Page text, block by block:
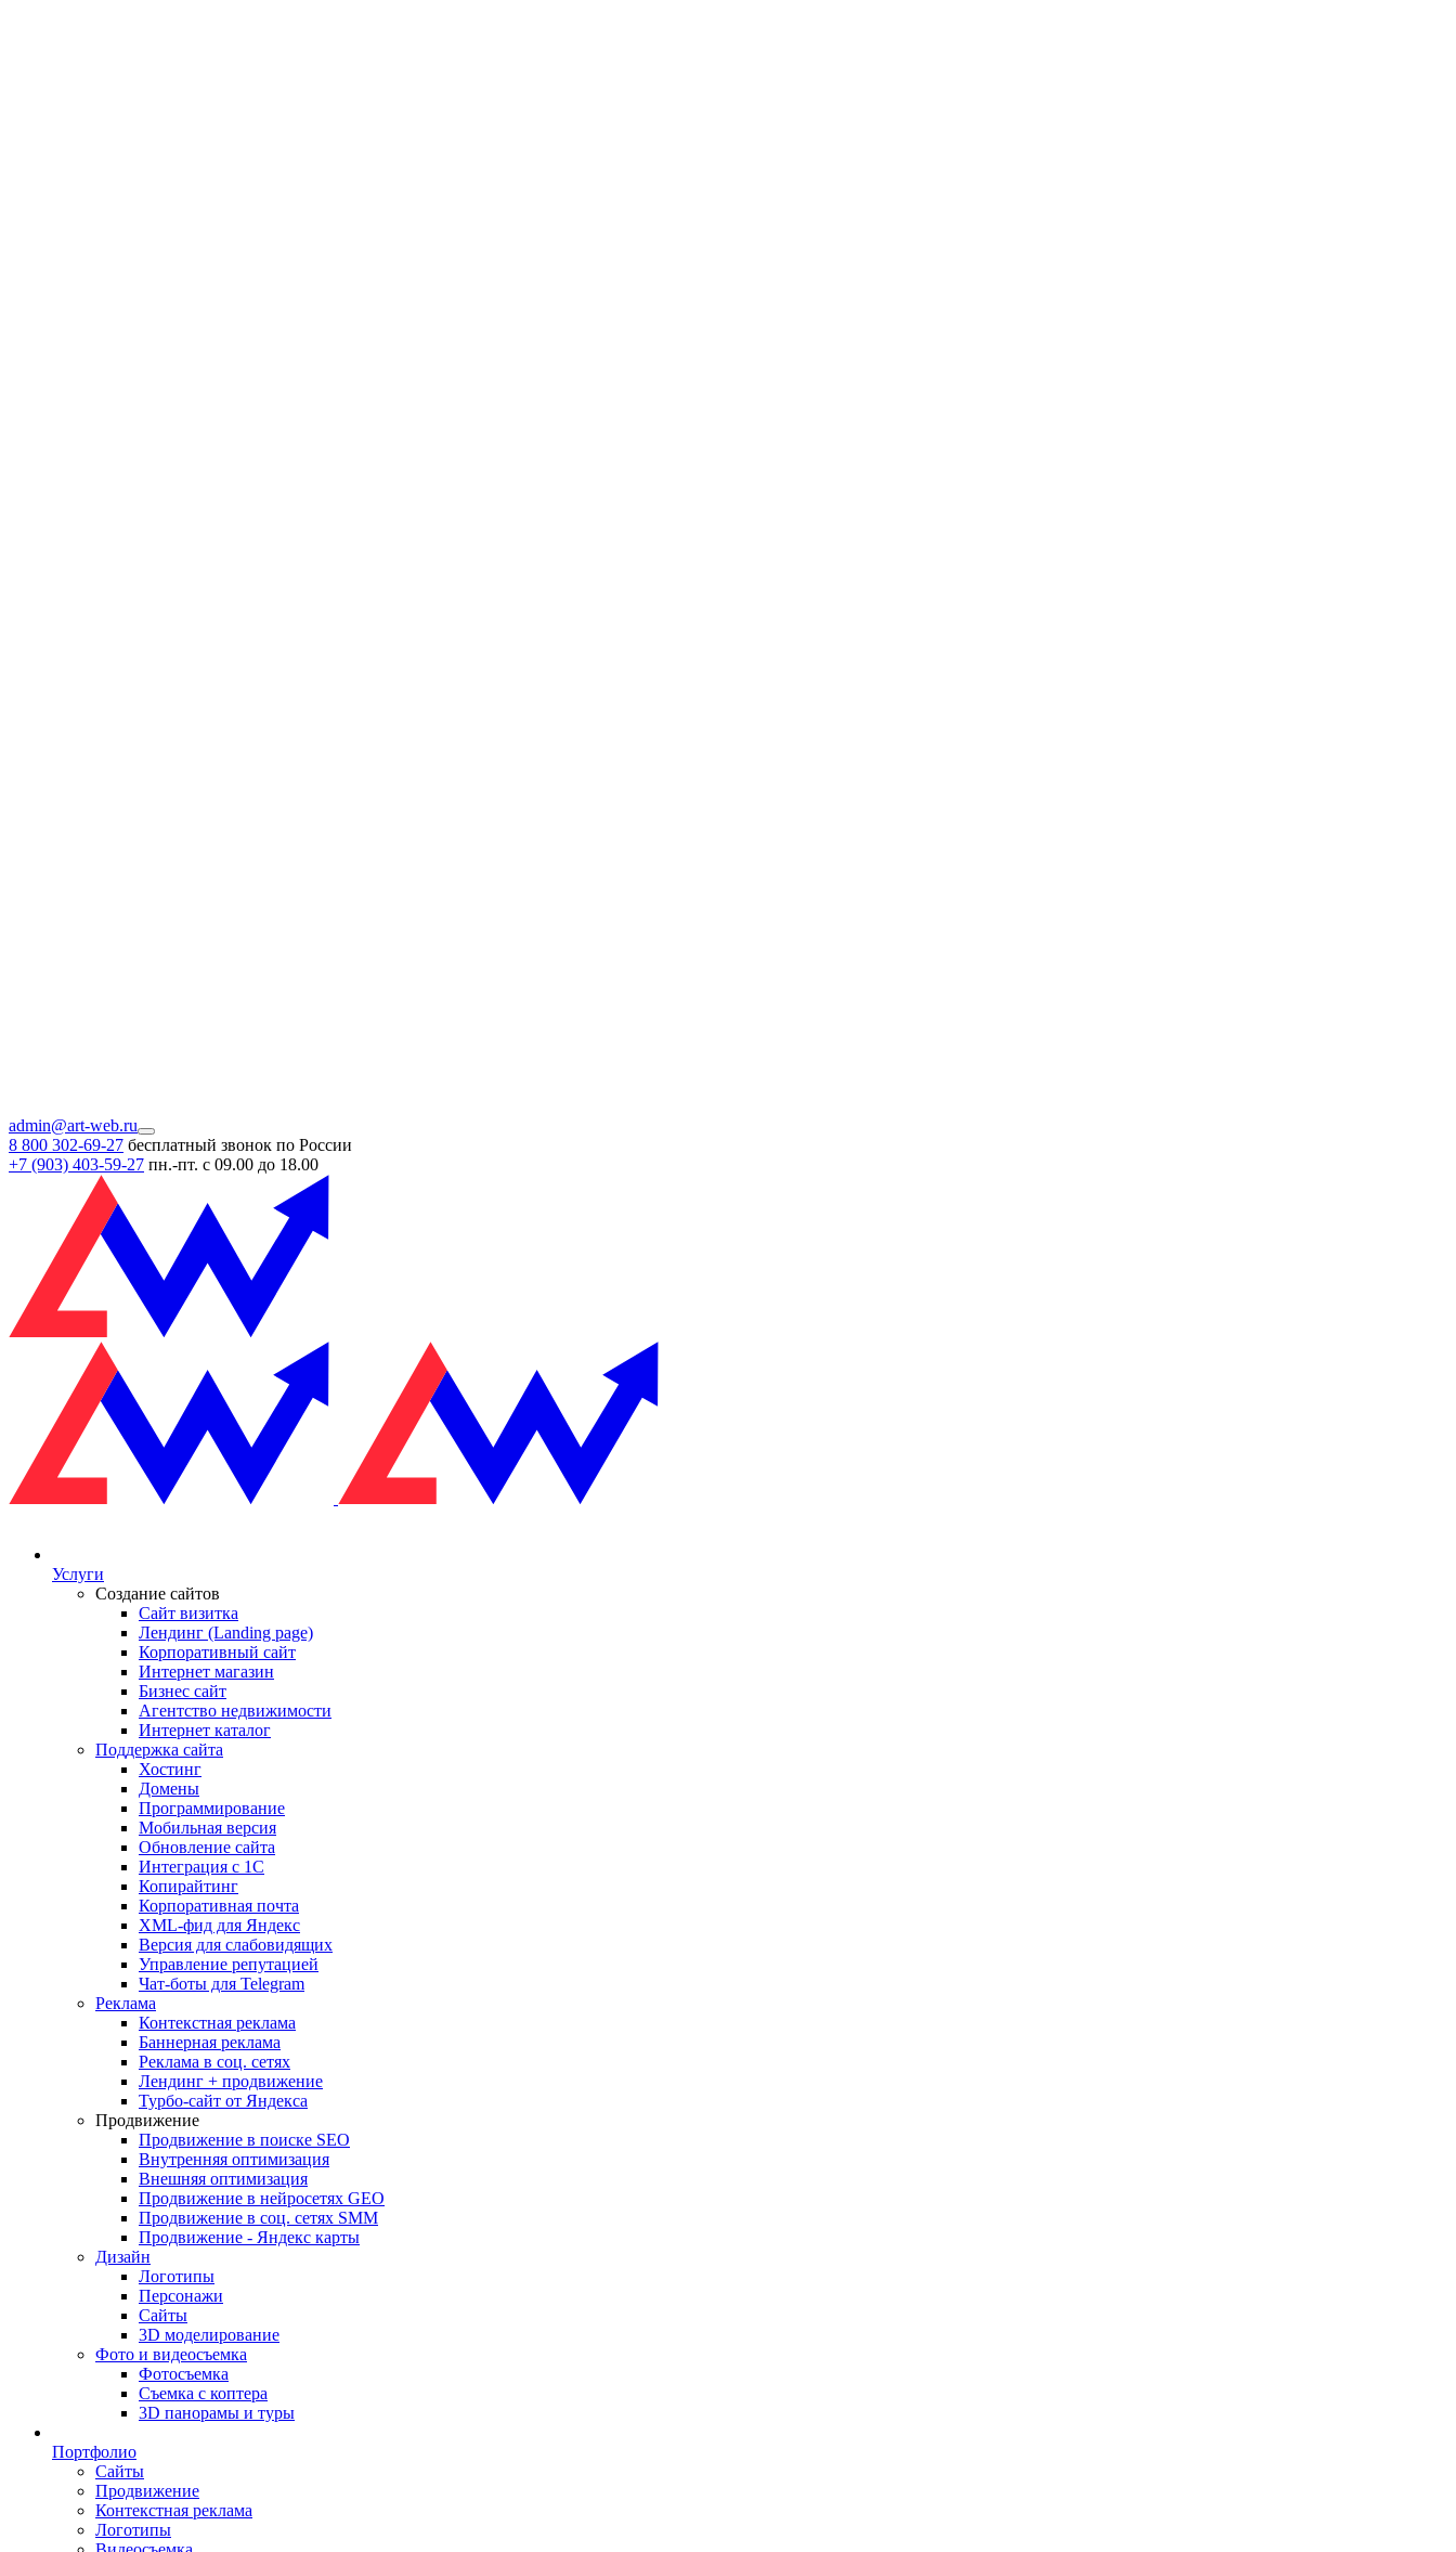
admin@art-web.ru
8 800 302-69-27 бесплатный звонок по России
+7 (903) 403-59-27 пн.-пт. с 09.00 до 18.00
Услуги
Создание сайтов
Сайт визитка
Лендинг (Landing page)
Корпоративный сайт
Интернет магазин
Бизнес сайт
Агентство недвижимости
Интернет каталог
Поддержка сайта
Хостинг
Домены
Программирование
Мобильная версия
Обновление сайта
Интеграция с 1С
Копирайтинг
Корпоративная почта
XML-фид для Яндекс
Версия для слабовидящих
Управление репутацией
Чат-боты для Telegram
Реклама
Контекстная реклама
Баннерная реклама
Реклама в соц. сетях
Лендинг + продвижение
Турбо-сайт от Яндекса
Продвижение
Продвижение в поиске SEO
Внутренняя оптимизация
Внешняя оптимизация
Продвижение в нейросетях GEO
Продвижение в соц. сетях SMM
Продвижение - Яндекс карты
Дизайн
Логотипы
Персонажи
Сайты
3D моделирование
Фото и видеосъемка
Фотосъемка
Съемка с коптера
3D панорамы и туры
Портфолио
Сайты
Продвижение
Контекстная реклама
Логотипы